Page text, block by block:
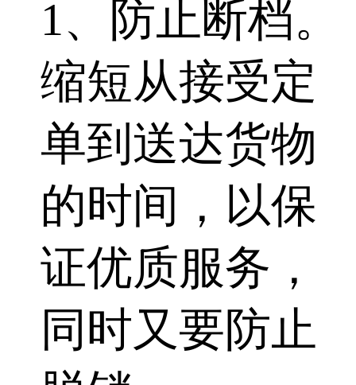
1、防止断档。
缩短从接受定
单到送达货物
的时间，以保
证优质服务，
同时又要防止